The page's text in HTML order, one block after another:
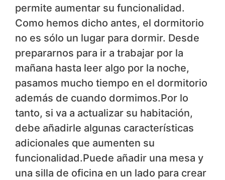
permite aumentar su funcionalidad.
Como hemos dicho antes, el dormitorio
no es sólo un lugar para dormir. Desde
prepararnos para ir a trabajar por la
mañana hasta leer algo por la noche,
pasamos mucho tiempo en el dormitorio
además de cuando dormimos.Por lo
tanto, si va a actualizar su habitación,
debe añadirle algunas características
adicionales que aumenten su
funcionalidad.Puede añadir una mesa y
una silla de oficina en un lado para crear